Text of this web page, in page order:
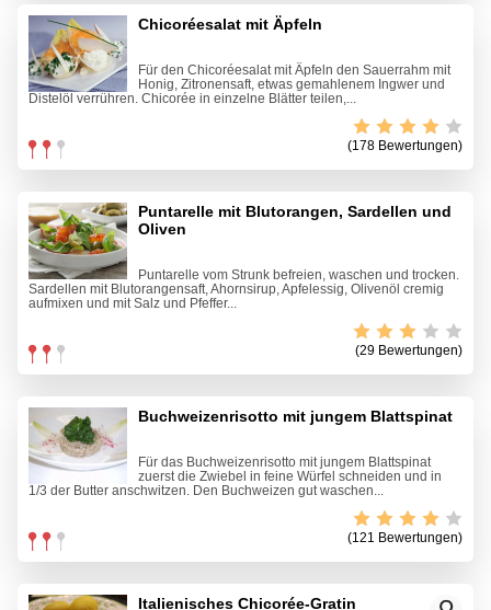
Chicoréesalat mit Äpfeln
Für den Chicoréesalat mit Äpfeln den Sauerrahm mit
Honig, Zitronensaft, etwas gemahlenem Ingwer und
Distelöl verrühren. Chicorée in einzelne Blätter teilen,...
(178 Bewertungen)
Puntarelle mit Blutorangen, Sardellen und
Oliven
Puntarelle vom Strunk befreien, waschen und trocken.
Sardellen mit Blutorangensaft, Ahornsirup, Apfelessig, Olivenöl cremig
aufmixen und mit Salz und Pfeffer...
(29 Bewertungen)
Buchweizenrisotto mit jungem Blattspinat
Für das Buchweizenrisotto mit jungem Blattspinat
zuerst die Zwiebel in feine Würfel schneiden und in
1/3 der Butter anschwitzen. Den Buchweizen gut waschen...
(121 Bewertungen)
Italienisches Chicorée-Gratin